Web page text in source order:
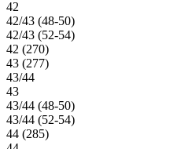
42
42/43 (48-50)
42/43 (52-54)
42 (270)
43 (277)
43/44
43
43/44 (48-50)
43/44 (52-54)
44 (285)